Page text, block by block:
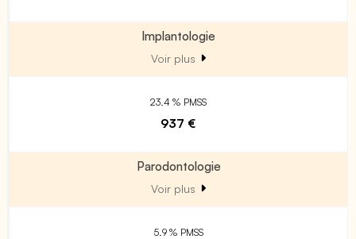
Implantologie
Voir plus
23.4 % PMSS
937 €
Parodontologie
Voir plus
5.9 % PMSS